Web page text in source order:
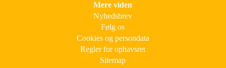
Mere viden
Nyhedsbrev
Følg os
Cookies og persondata
Regler for ophavsret
Sitemap